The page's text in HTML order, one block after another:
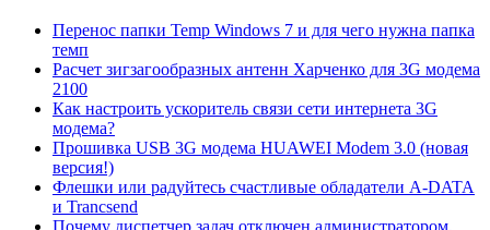
Перенос папки Temp Windows 7 и для чего нужна папка
темп
Расчет зигзагообразных антенн Харченко для 3G модема
2100
Как настроить ускоритель связи сети интернета 3G
модема?
Прошивка USB 3G модема HUAWEI Modem 3.0 (новая
версия!)
Флешки или радуйтесь счастливые обладатели A-DATA
и Trancsend
Почему диспетчер задач отключен администратором,